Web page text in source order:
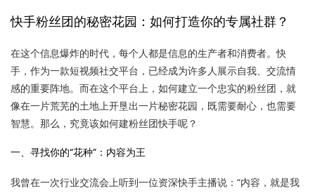
快手粉丝团的秘密花园：如何打造你的专属社群？
在这个信息爆炸的时代，每个人都是信息的生产者和消费者。快
手，作为一款短视频社交平台，已经成为许多人展示自我、交流情
感的重要阵地。而在这个平台上，如何建立一个忠实的粉丝团，就
像在一片荒芜的土地上开垦出一片秘密花园，既需要耐心，也需要
智慧。那么，究竟该如何建粉丝团快手呢？
一、寻找你的“花种”：内容为王
我曾在一次行业交流会上听到一位资深快手主播说：“内容，就是我